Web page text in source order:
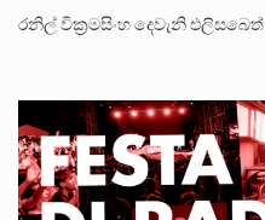
රනිල් වික්‍රමසිංහ දෙවැනි එලිසබෙත්